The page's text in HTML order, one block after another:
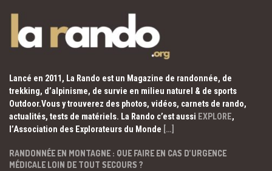
Lancé en 2011, La Rando est un Magazine de randonnée, de
trekking, d’alpinisme, de survie en milieu naturel & de sports
Outdoor.Vous y trouverez des photos, vidéos, carnets de rando,
actualités, tests de matériels. La Rando c’est aussi EXPLORE,
l’Association des Explorateurs du Monde […]
RANDONNÉE EN MONTAGNE : QUE FAIRE EN CAS D’URGENCE
MÉDICALE LOIN DE TOUT SECOURS ?